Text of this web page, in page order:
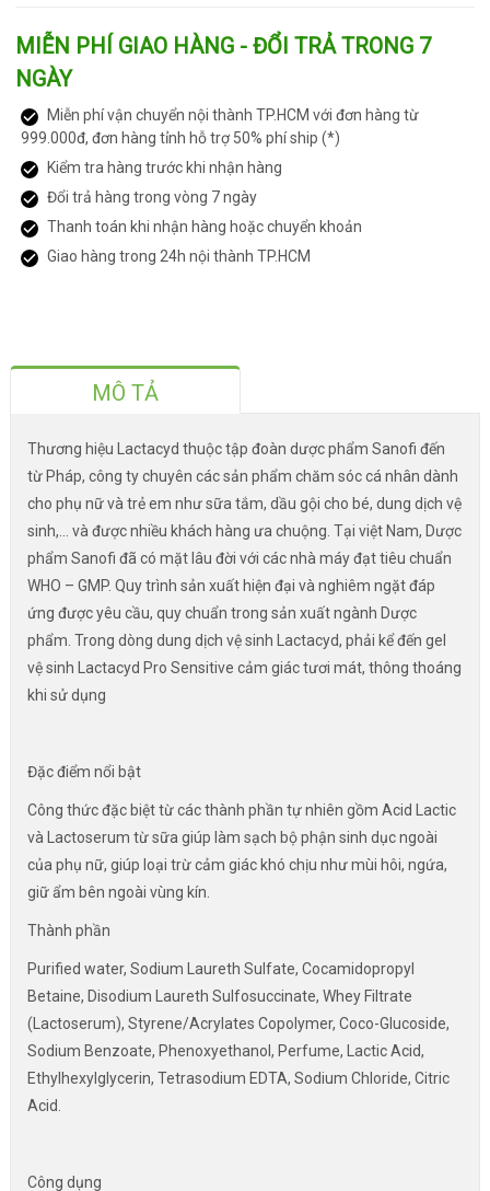
MIỄN PHÍ GIAO HÀNG - ĐỔI TRẢ TRONG 7
NGÀY
Miễn phí vận chuyển nội thành TP.HCM với đơn hàng từ
999.000đ, đơn hàng tỉnh hỗ trợ 50% phí ship (*)
Kiểm tra hàng trước khi nhận hàng
Đổi trả hàng trong vòng 7 ngày
Thanh toán khi nhận hàng hoặc chuyển khoản
Giao hàng trong 24h nội thành TP.HCM
MÔ TẢ
Thương hiệu Lactacyd thuộc tập đoàn dược phẩm Sanofi đến
từ Pháp, công ty chuyên các sản phẩm chăm sóc cá nhân dành
cho phụ nữ và trẻ em như sữa tắm, dầu gội cho bé, dung dịch vệ
sinh,... và được nhiều khách hàng ưa chuộng. Tại việt Nam, Dược
phẩm Sanofi đã có mặt lâu đời với các nhà máy đạt tiêu chuẩn
WHO – GMP. Quy trình sản xuất hiện đại và nghiêm ngặt đáp
ứng được yêu cầu, quy chuẩn trong sản xuất ngành Dược
phẩm. Trong dòng dung dịch vệ sinh Lactacyd, phải kể đến gel
vệ sinh Lactacyd Pro Sensitive cảm giác tươi mát, thông thoáng
khi sử dụng
Đặc điểm nổi bật
Công thức đặc biệt từ các thành phần tự nhiên gồm Acid Lactic
và Lactoserum từ sữa giúp làm sạch bộ phận sinh dục ngoài
của phụ nữ, giúp loại trừ cảm giác khó chịu như mùi hôi, ngứa,
giữ ẩm bên ngoài vùng kín.
Thành phần
Purified water, Sodium Laureth Sulfate, Cocamidopropyl
Betaine, Disodium Laureth Sulfosuccinate, Whey Filtrate
(Lactoserum), Styrene/Acrylates Copolymer, Coco-Glucoside,
Sodium Benzoate, Phenoxyethanol, Perfume, Lactic Acid,
Ethylhexylglycerin, Tetrasodium EDTA, Sodium Chloride, Citric
Acid.
Công dụng